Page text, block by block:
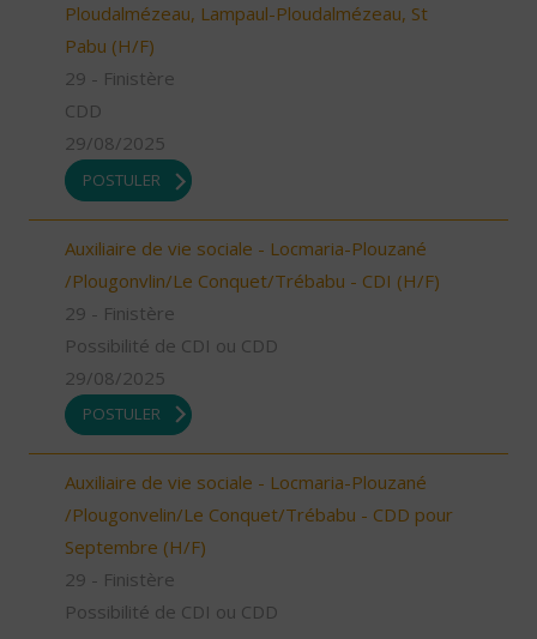
Ploudalmézeau, Lampaul-Ploudalmézeau, St
Pabu (H/F)
29 - Finistère
CDD
29/08/2025
POSTULER
Auxiliaire de vie sociale - Locmaria-Plouzané
/Plougonvlin/Le Conquet/Trébabu - CDI (H/F)
29 - Finistère
Possibilité de CDI ou CDD
29/08/2025
POSTULER
Auxiliaire de vie sociale - Locmaria-Plouzané
/Plougonvelin/Le Conquet/Trébabu - CDD pour
Septembre (H/F)
29 - Finistère
Possibilité de CDI ou CDD